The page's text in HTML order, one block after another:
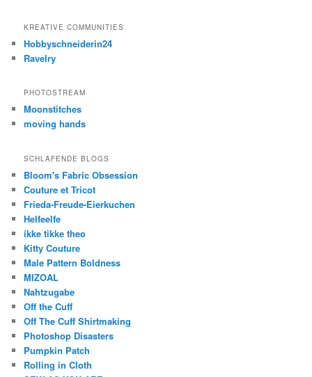
KREATIVE COMMUNITIES
Hobbyschneiderin24
Ravelry
PHOTOSTREAM
Moonstitches
moving hands
SCHLAFENDE BLOGS
Bloom's Fabric Obsession
Couture et Tricot
Frieda-Freude-Eierkuchen
Helfeelfe
ikke tikke theo
Kitty Couture
Male Pattern Boldness
MIZOAL
Nahtzugabe
Off the Cuff
Off The Cuff Shirtmaking
Photoshop Disasters
Pumpkin Patch
Rolling in Cloth